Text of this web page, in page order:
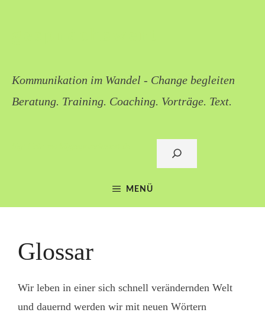
Kommunikation im Wandel - Change begleiten
Beratung. Training. Coaching. Vorträge. Text.
Suchen
MENÜ
Glossar
Wir leben in einer sich schnell verändernden Welt
und dauernd werden wir mit neuen Wörtern